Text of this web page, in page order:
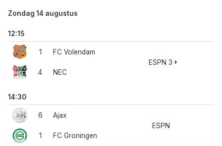
Zondag 14 augustus
12:15
1
4
FC Volendam
NEC
ESPN 3
14:30
6
1
Ajax
FC Groningen
ESPN